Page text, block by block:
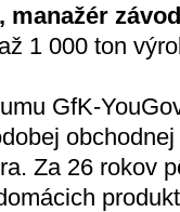
manažér
1 000 ton
GfK-
Za 26 rokov